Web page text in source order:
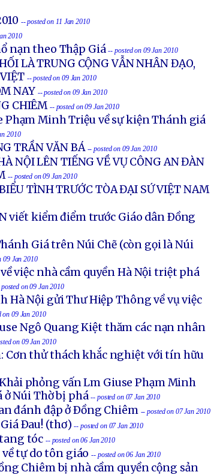
-- posted on 11 Jan 2010
2010
nạn theo Thập Giá-- posted on 09 Jan 2010
LÀ TRUNG CỘNG VẪN NHÂN ĐẠO,
-- posted on 09 Jan 2010
NAY -- posted on 09 Jan 2010
CHIÊM -- posted on 09 Jan 2010
Phạm Minh Triệu về sự kiện Thánh giá
2010
TRẦN VĂN BÁ -- posted on 09 Jan 2010
NỘI LÊN TIẾNG VỀ VỤ CÔNG AN ĐÀN
-- posted on 09 Jan 2010
TÌNH TRƯỚC TÒA ĐẠI SỨ VIỆT NAM
viết kiểm điểm trước Giáo dân Ðồng
Giá trên Núi Chẽ (còn gọi là Núi
09 Jan 2010
việc nhà cầm quyền Hà Nội triệt phá
on 09 Jan 2010
Hà Nội gửi Thư Hiệp Thông về vụ việc
on 09 Jan 2010
Ngô Quang Kiệt thăm các nạn nhân
on 09 Jan 2010
Cơn thử thách khắc nghiệt với tín hữu
phỏng vấn Lm Giuse Phạm Minh
Núi Thờ bị phá -- posted on 07 Jan 2010
đánh đập ở Ðồng Chiêm -- posted on 07 Jan 2010
Ðau! (thơ) -- posted on 07 Jan 2010
tóc -- posted on 06 Jan 2010
tự do tôn giáo -- posted on 06 Jan 2010
Chiêm bị nhà cầm quyền cộng sản